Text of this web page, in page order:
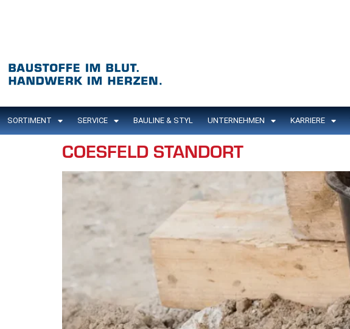
SORTIMENT SERVICE BAULINE & STYL UNTERNEHMEN KARRIERE
COESFELD STANDORT